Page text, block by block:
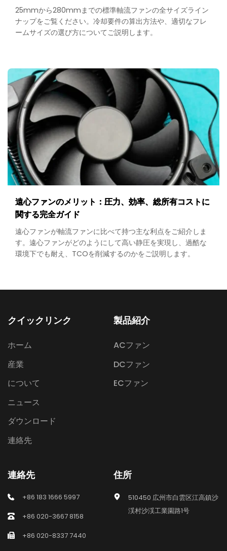
25mmから280mmまでの標準軸流ファンの全サイズライン
ナップをご覧ください。冷却要件の算出方法や、適切なフレ
ームサイズの選び方についてご説明します。
遠心ファンのメリット：圧力、効率、総所有コストに
関する完全ガイド
遠心ファンが軸流ファンに比べて持つ主な利点をご紹介しま
す。遠心ファンがどのようにして高い静圧を実現し、過酷な
環境下でも耐え、TCOを削減するのかをご説明します。
クイックリンク
ホーム
産業
について
ニュース
ダウンロード
連絡先
製品紹介
ACファン
DCファン
ECファン
連絡先
+86 183 1666 5997
+86 020-3667 8158
+86 020-8337 7440
住所
510450 広州市白雲区江高鎮沙
渓村沙渓工業園路1号